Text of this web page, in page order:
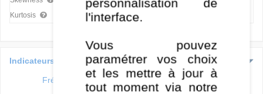
Kurtosis
Indicateurs avancés
Fréquence des pertes sur différentes durées
l'interface.
Vous pouvez
paramétrer vos choix
et les mettre à jour à
tout moment via notre